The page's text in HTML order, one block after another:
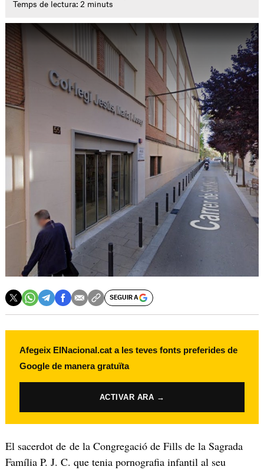
Temps de lectura: 2 minuts
SEGUIR A
Afegeix ElNacional.cat a les teves fonts preferides de
Google de manera gratuïta
ACTIVAR ARA →
El sacerdot de de la Congregació de Fills de la Sagrada
Família P. J. C. que tenia pornografia infantil al seu